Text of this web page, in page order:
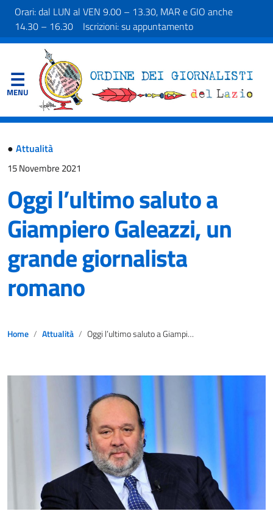
Orari: dal LUN al VEN 9.00 – 13.30, MAR e GIO anche
14.30 – 16.30 Iscrizioni: su appuntamento
● Attualità
15 Novembre 2021
Oggi l’ultimo saluto a
Giampiero Galeazzi, un
grande giornalista
romano
Home Attualità Oggi l’ultimo saluto a Giampiero Galeazzi, un grande giornalista romano